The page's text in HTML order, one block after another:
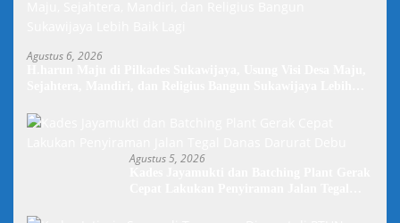
Agustus 6, 2026
Agustus 5, 2026